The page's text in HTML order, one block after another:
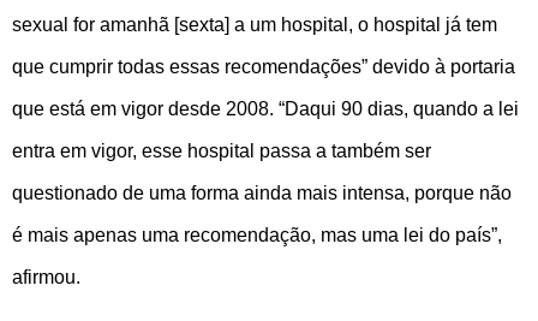
sexual for amanhã [sexta] a um hospital, o hospital já tem
que cumprir todas essas recomendações” devido à portaria
que está em vigor desde 2008. “Daqui 90 dias, quando a lei
entra em vigor, esse hospital passa a também ser
questionado de uma forma ainda mais intensa, porque não
é mais apenas uma recomendação, mas uma lei do país”,
afirmou.